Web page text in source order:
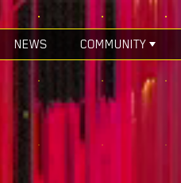
NEWS COMMUNITY